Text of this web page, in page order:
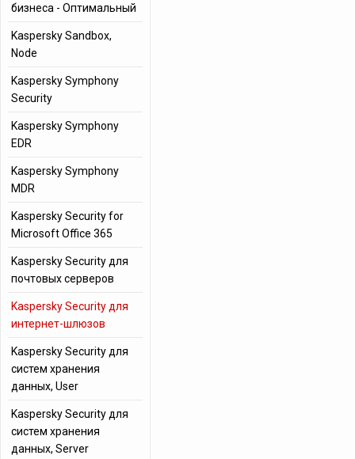
бизнеса - Оптимальный
Kaspersky Sandbox,
Node
Kaspersky Symphony
Security
Kaspersky Symphony
EDR
Kaspersky Symphony
MDR
Kaspersky Security for
Microsoft Office 365
Kaspersky Security для
почтовых серверов
Kaspersky Security для
интернет-шлюзов
Kaspersky Security для
систем хранения
данных, User
Kaspersky Security для
систем хранения
данных, Server